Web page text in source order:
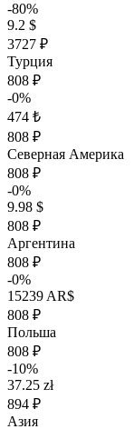
-80%
9.2 $
3727 ₽
Турция
808 ₽
-0%
474 ₺
808 ₽
Северная Америка
808 ₽
-0%
9.98 $
808 ₽
Аргентина
808 ₽
-0%
15239 AR$
808 ₽
Польша
808 ₽
-10%
37.25 zł
894 ₽
Азия